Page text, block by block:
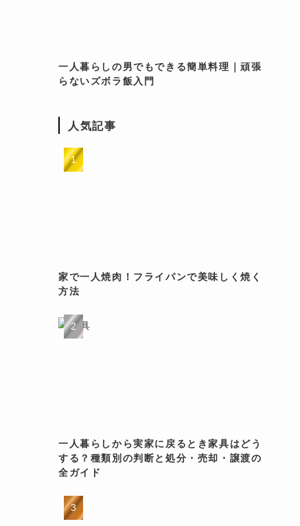
一人暮らしの男でもできる簡単料理｜頑張
らないズボラ飯入門
人気記事
家で一人焼肉！フライパンで美味しく焼く
方法
一人暮らしから実家に戻るとき家具はどう
する？種類別の判断と処分・売却・譲渡の
全ガイド